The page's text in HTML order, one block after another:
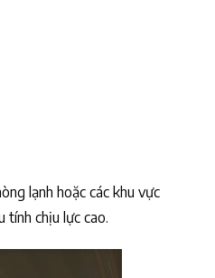
lạnh hoặc các khu vực
tính chịu lực cao.